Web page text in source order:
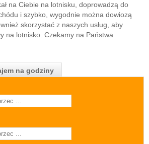
na godziny
na Ciebie na lotnisku, doprowadzą do
i szybko, wygodnie można dowiozą
skorzystać z naszych usług, aby
na lotnisko. Czekamy na Państwa